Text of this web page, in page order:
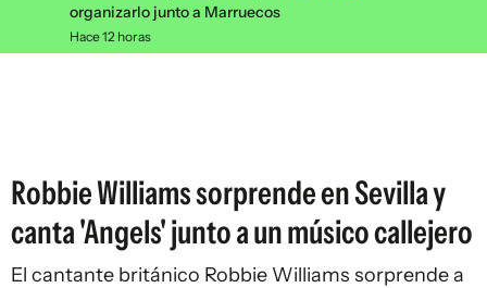
ESTADOS UNIDOS
organizarlo junto a Marruecos
Hace 12 horas
Robbie Williams sorprende en Sevilla y
canta 'Angels' junto a un músico callejero
El cantante británico Robbie Williams sorprende a